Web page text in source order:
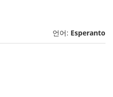
언어: Esperanto